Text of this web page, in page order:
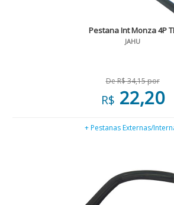
Pestana Int Monza 4P
JAHU
De R$ 34,15 por
R$ 22,20
+ Pestanas Externas/